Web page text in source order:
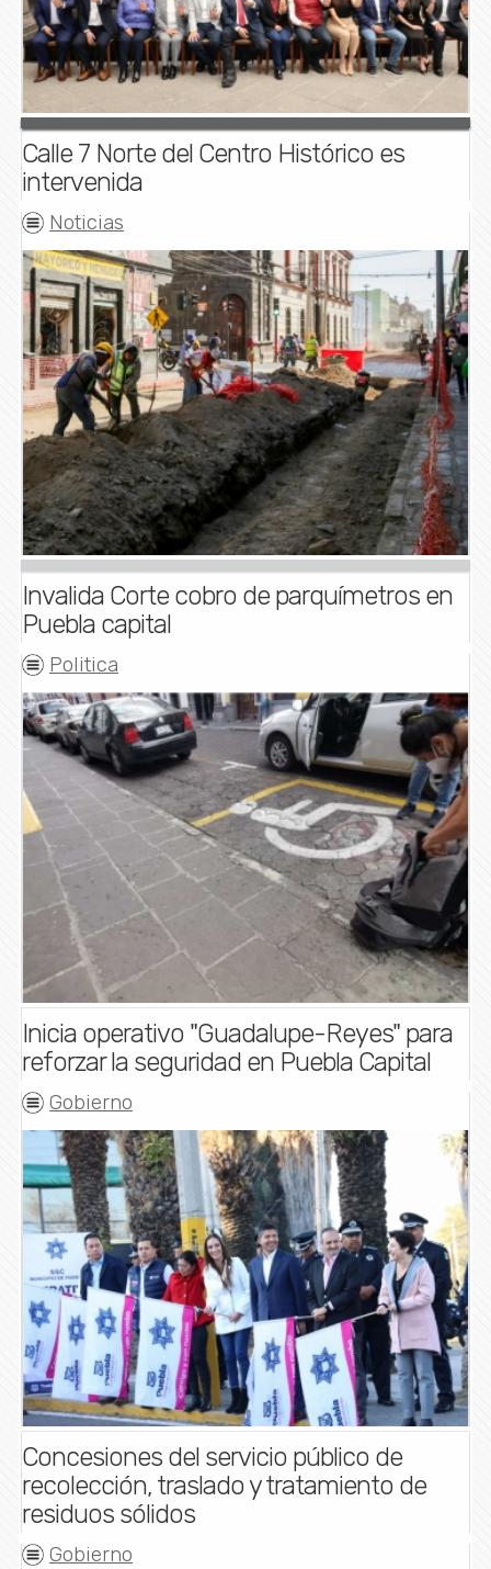
Calle 7 Norte del Centro Histórico es
intervenida
Noticias
Invalida Corte cobro de parquímetros en
Puebla capital
Politica
Inicia operativo "Guadalupe-Reyes" para
reforzar la seguridad en Puebla Capital
Gobierno
Concesiones del servicio público de
recolección, traslado y tratamiento de
residuos sólidos
Gobierno